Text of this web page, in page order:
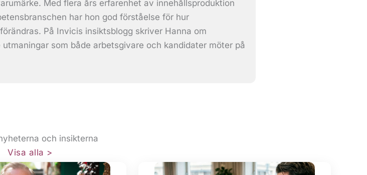
Med flera års erfarenhet av innehållsproduktion
har hon god förståelse för hur
På Invicis insiktsblogg skriver Hanna om
som både arbetsgivare och kandidater möter på
och insikterna​
Visa alla >